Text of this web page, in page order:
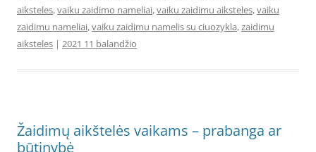
aiksteles,vaiku zaidimo nameliai,vaiku zaidimu aiksteles,vaiku
zaidimu nameliai,vaiku zaidimu namelis su ciuozykla,zaidimu
aiksteles | 2021 11 balandžio
Žaidimų aikštelės vaikams – prabanga ar
būtinybė